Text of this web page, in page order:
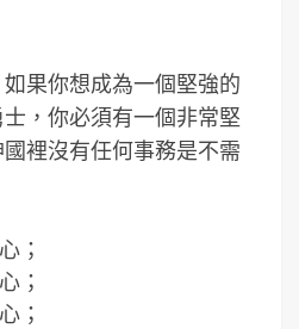
果你想成為一個堅強的
，你必須有一個非常堅
裡沒有任何事務是不需
；
；
；